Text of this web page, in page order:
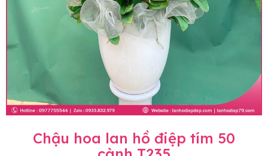
Chậu hoa lan hồ điệp tím 50